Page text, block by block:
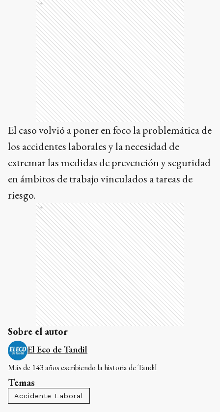
Ads
El caso volvió a poner en foco la problemática de
los accidentes laborales y la necesidad de
extremar las medidas de prevención y seguridad
en ámbitos de trabajo vinculados a tareas de
riesgo.
Ads
Sobre el autor
El Eco de Tandil
Más de 143 años escribiendo la historia de Tandil
Temas
Accidente Laboral